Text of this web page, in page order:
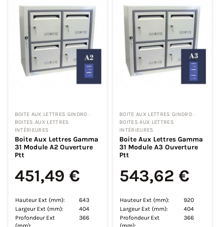
BOITE AUX LETTRES GINDRO ·
BOITES AUX LETTRES
INTÉRIEURES
Boite Aux Lettres Gamma
31 Module A2 Ouverture
Ptt
451,49 €
Hauteur Ext (mm):
643
Largeur Ext (mm):
404
Profondeur Ext
(mm):
366
BOITE AUX LETTRES GINDRO ·
BOITES AUX LETTRES
INTÉRIEURES
Boite Aux Lettres Gamma
31 Module A3 Ouverture
Ptt
543,62 €
Hauteur Ext (mm):
920
Largeur Ext (mm):
404
Profondeur Ext
(mm):
366